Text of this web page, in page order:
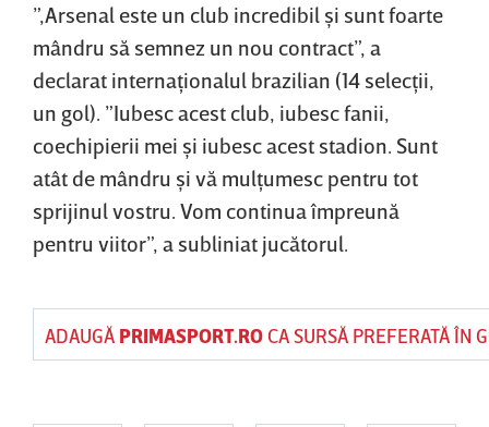
”,Arsenal este un club incredibil şi sunt foarte
mândru să semnez un nou contract”, a
declarat internaţionalul brazilian (14 selecţii,
un gol). ”Iubesc acest club, iubesc fanii,
coechipierii mei şi iubesc acest stadion. Sunt
atât de mândru şi vă mulţumesc pentru tot
sprijinul vostru. Vom continua împreună
pentru viitor”, a subliniat jucătorul.
ADAUGĂ PRIMASPORT.ROCA SURSĂ PREFERATĂ ÎN